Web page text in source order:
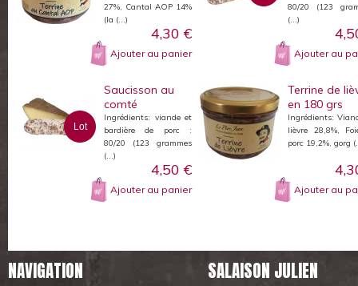
27%, Cantal AOP 14%
(la (...)
4,30 €
Ajouter au panier
80/20 (123
(...)
Ajouter au
Saucisson au
comté
Ingrédients: viande et
bardière de porc :
80/20 (123 grammes
(...)
4,50 €
Lot
Ajouter au panier
Terrine de
en 180 grs
Ingrédients:
lièvre 28,8%,
porc 19,2%, gorg
Ajouter au
NAVIGATION SALAISON JULIEN